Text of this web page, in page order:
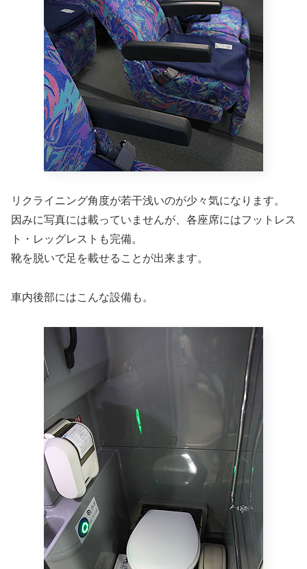
リクライニング角度が若干浅いのが少々気になります。
因みに写真には載っていませんが、各座席にはフットレス
ト・レッグレストも完備。
靴を脱いで足を載せることが出来ます。
車内後部にはこんな設備も。